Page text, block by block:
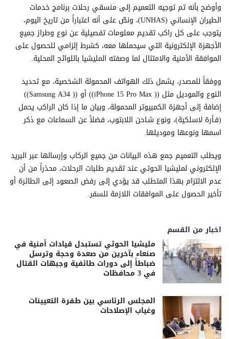
وأوضح بأنه تم توجيه التعميم إلى منسقي رحلات برنامج خدمات
الطيران الإنساني (UNHAS)، ونصّ على أنه اعتباراً من تاريخ اليوم،
يتوجب على كل راكب تقديم معلومات تفصيلية عن نوع وطراز جميع
الأجهزة الإلكترونية التي سيحملها معه، كشرط إلزامي للحصول على
الموافقة الأمنية والامتثال لما وصفته المليشيا باللوائح المحلية.
ووفقاً للمصدر، يشمل ذلك الهواتف المحمولة الشخصية، مع تحديد
النوع والموديل مثل (( iPhone 15 Pro Max)) أو (( Samsung A34))
إضافة إلى أجهزة الكمبيوتر المحمولة، وبيان ما إذا كان الراكب يحمل
(فـأرة لاسلكية)، ونوع شـاحن اللابتوب، فضلاً عن السماعات مع ذكر
اسمها ونوعها وموديلها.
ويطلب التعميم جمع هذه البيانات من جميع الركاب وإرسالها عبر البريد
الإلكتروني لمليشيا الحوثي عند تقديم طلبات الرحلات، محذراً من أن
عدم الالتزام بهذا المتطلب قد يؤدي إلى رفض الصعود إلى الطائرة أو
تأخير الحصول على الموافقات اللازمة للسفر.
اخبار من القسم
مليشيا الحوثي تستبدل قيادات أمنية في
صنعاء بآخرين من صعدة وحجة وترسل
ضباطاً إلى دورات طائفية وجبهات القتال
في 3 محافظات
المجلس الرئاسي بين طفرة التعيينات
وغياب الإصلاحات